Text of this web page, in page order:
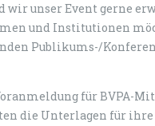
wir unser Event gerne
und Institutionen
Publikums-/
für BVPA-
die Unterlagen für ihre